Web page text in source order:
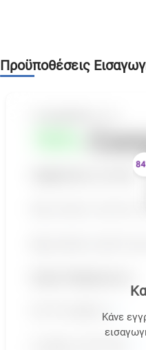
Προϋποθέσεις
Κάνε